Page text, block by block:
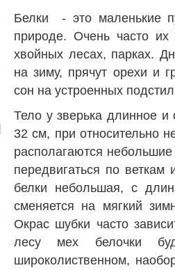
Белки - это маленькие
природе. Очень часто
хвойных лесах, парках.
на зиму, прячут орехи и
сон на устроенных
Тело у зверька длинное и
32 см, при относительно
располагаются
передвигаться по
белки небольшая, с
сменяется на мягкий
Окрас шубки часто
лесу мех белочки
широколиственном,